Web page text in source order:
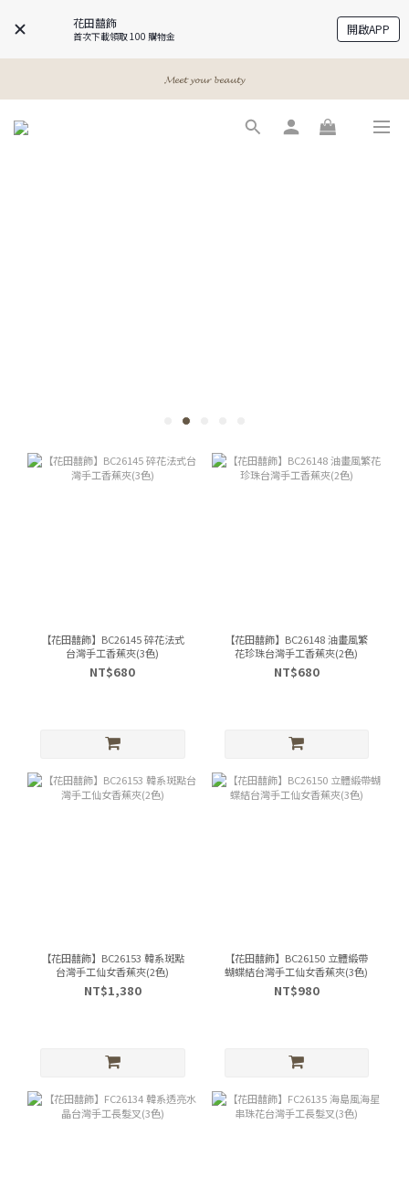
花田囍飾
首次下載領取 100 購物金 開啟APP
𝓐 𝓰𝓲𝓻𝓵𝓼 𝓫𝓮𝓼𝓽 𝓯𝓻𝓲𝓮𝓷𝓭𝓼
𝓐 𝓰𝓲𝓻𝓵𝓼 𝓫𝓮𝓼𝓽 𝓯𝓻𝓲𝓮𝓷𝓭𝓼
𝓜𝓮𝓮𝓽 𝔂𝓸𝓾𝓻 𝓫𝓮𝓪𝓾𝓽𝔂
𝓐 𝓰𝓲𝓻𝓵𝓼 𝓫𝓮𝓼𝓽 𝓯𝓻𝓲𝓮𝓷𝓭𝓼
【花田囍飾】BC26145 碎花法式
台灣手工香蕉夾(3色)
NT$680
【花田囍飾】BC26148 油畫風繁
花珍珠台灣手工香蕉夾(2色)
NT$680
【花田囍飾】BC26153 韓系斑點
台灣手工仙女香蕉夾(2色)
NT$1,380
【花田囍飾】BC26150 立體緞帶
蝴蝶結台灣手工仙女香蕉夾(3色)
NT$980